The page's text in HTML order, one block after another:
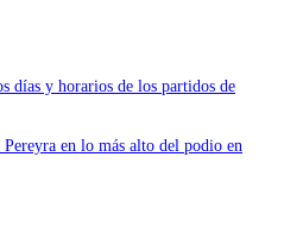
días y horarios de los partidos de
en lo más alto del podio en